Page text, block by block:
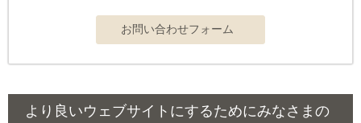
より良いウェブサイトにするためにみなさまの